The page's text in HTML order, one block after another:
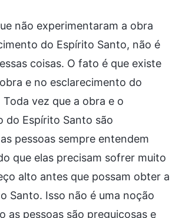
não experimentaram a obra
do Espírito Santo, não é
coisas. O fato é que existe
e no esclarecimento do
vez que a obra e o
do Espírito Santo são
pessoas sempre entendem
que elas precisam sofrer muito
alto antes que possam obter a
Santo. Isso não é uma noção
as pessoas são preguiçosas e